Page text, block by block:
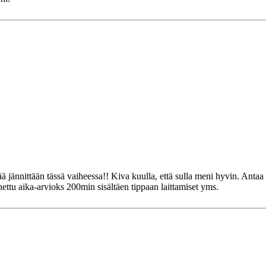
jännittään tässä vaiheessa!! Kiva kuulla, että sulla meni hyvin.
aika-arvioks 200min sisältäen tippaan laittamiset yms.